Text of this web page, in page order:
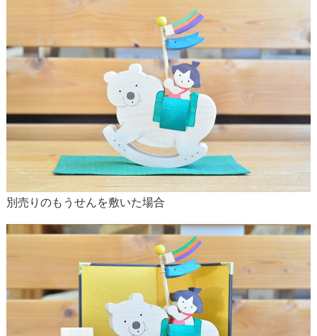
別売りのもうせんを敷いた場合